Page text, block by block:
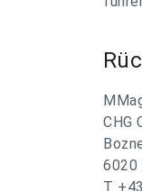
CHG
6020
T